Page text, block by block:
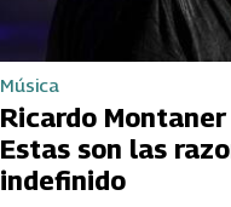
Música
Ricardo
Estas son las
indefinido